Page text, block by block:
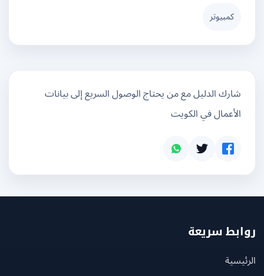
كمبيوتر
شارك الدليل مع من يحتاج الوصول السريع إلى بيانات
الأعمال في الكويت
سريعة